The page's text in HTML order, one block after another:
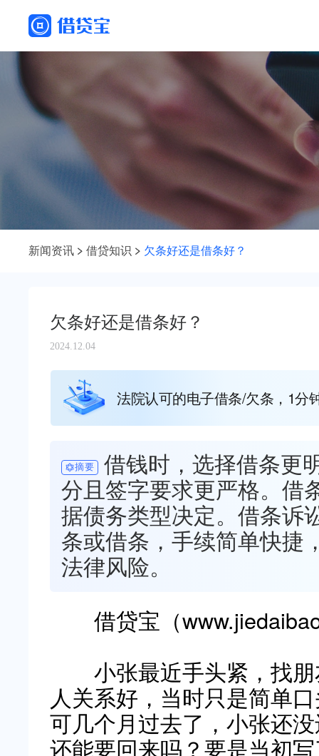
新闻资讯 借贷知识 欠条好还是借条好？
欠条好还是借条好？
2024.12.04
法院认可的电子借条/欠条，1分
摘要
借钱时，选择借条更
分且签字要求更严格。借
据债务类型决定。借条诉
条或借条，手续简单快捷
法律风险。
借贷宝（
小张最近手头紧，找朋
人关系好，当时只是简单
可几个月过去了，小张还
还能要回来吗？要是当初